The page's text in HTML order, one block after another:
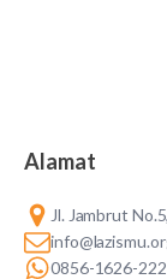
Alamat
Jl. Jambrut
0856-1626-222